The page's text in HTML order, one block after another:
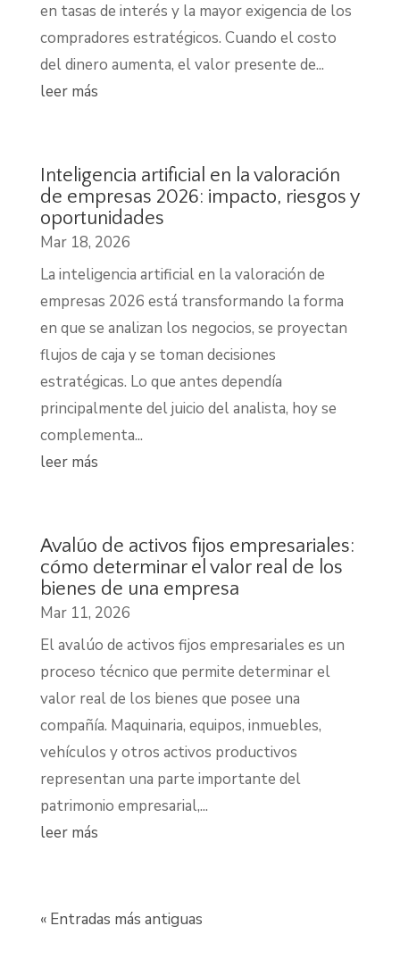
en tasas de interés y la mayor exigencia de los
compradores estratégicos. Cuando el costo
del dinero aumenta, el valor presente de...
leer más
Inteligencia artificial en la valoración
de empresas 2026: impacto, riesgos y
oportunidades
Mar 18, 2026
La inteligencia artificial en la valoración de
empresas 2026 está transformando la forma
en que se analizan los negocios, se proyectan
flujos de caja y se toman decisiones
estratégicas. Lo que antes dependía
principalmente del juicio del analista, hoy se
complementa...
leer más
Avalúo de activos fijos empresariales:
cómo determinar el valor real de los
bienes de una empresa
Mar 11, 2026
El avalúo de activos fijos empresariales es un
proceso técnico que permite determinar el
valor real de los bienes que posee una
compañía. Maquinaria, equipos, inmuebles,
vehículos y otros activos productivos
representan una parte importante del
patrimonio empresarial,...
leer más
« Entradas más antiguas